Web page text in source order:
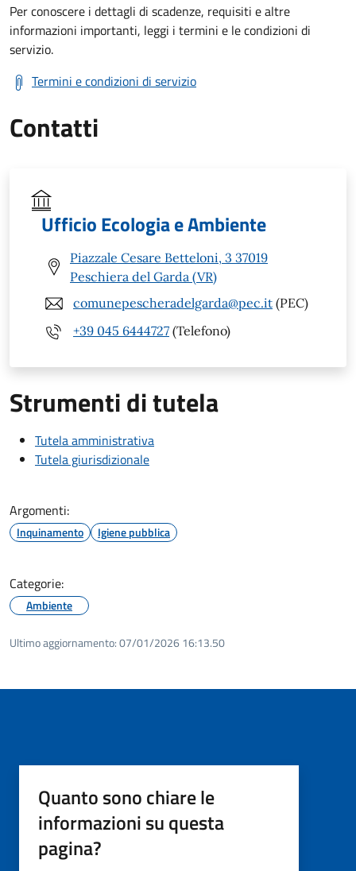
Per conoscere i dettagli di scadenze, requisiti e altre
informazioni importanti, leggi i termini e le condizioni di
servizio.
Termini e condizioni di servizio
Contatti
Ufficio Ecologia e Ambiente
Piazzale Cesare Betteloni, 3 37019
Peschiera del Garda (VR)
comunepescheradelgarda@pec.it (PEC)
+39 045 6444727 (Telefono)
Strumenti di tutela
Tutela amministrativa
Tutela giurisdizionale
Argomenti:
Inquinamento Igiene pubblica
Categorie:
Ambiente
Ultimo aggiornamento:07/01/2026 16:13.50
Quanto sono chiare le
informazioni su questa
pagina?